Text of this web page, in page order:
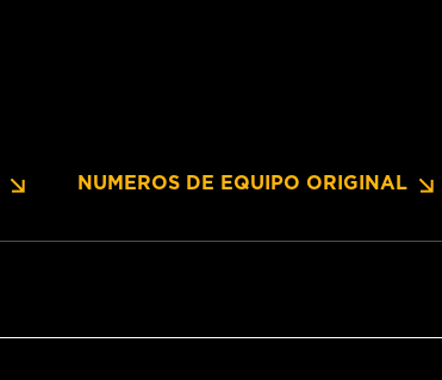
NUMEROS DE EQUIPO ORIGINAL